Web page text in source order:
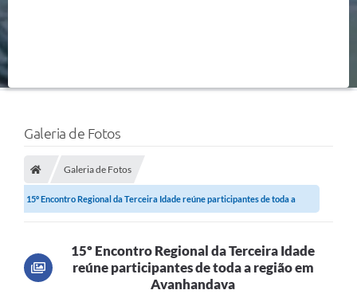
Galeria de Fotos
Galeria de Fotos
15º Encontro Regional da Terceira Idade reúne participantes de toda a
15º Encontro Regional da Terceira Idade
reúne participantes de toda a região em
Avanhandava